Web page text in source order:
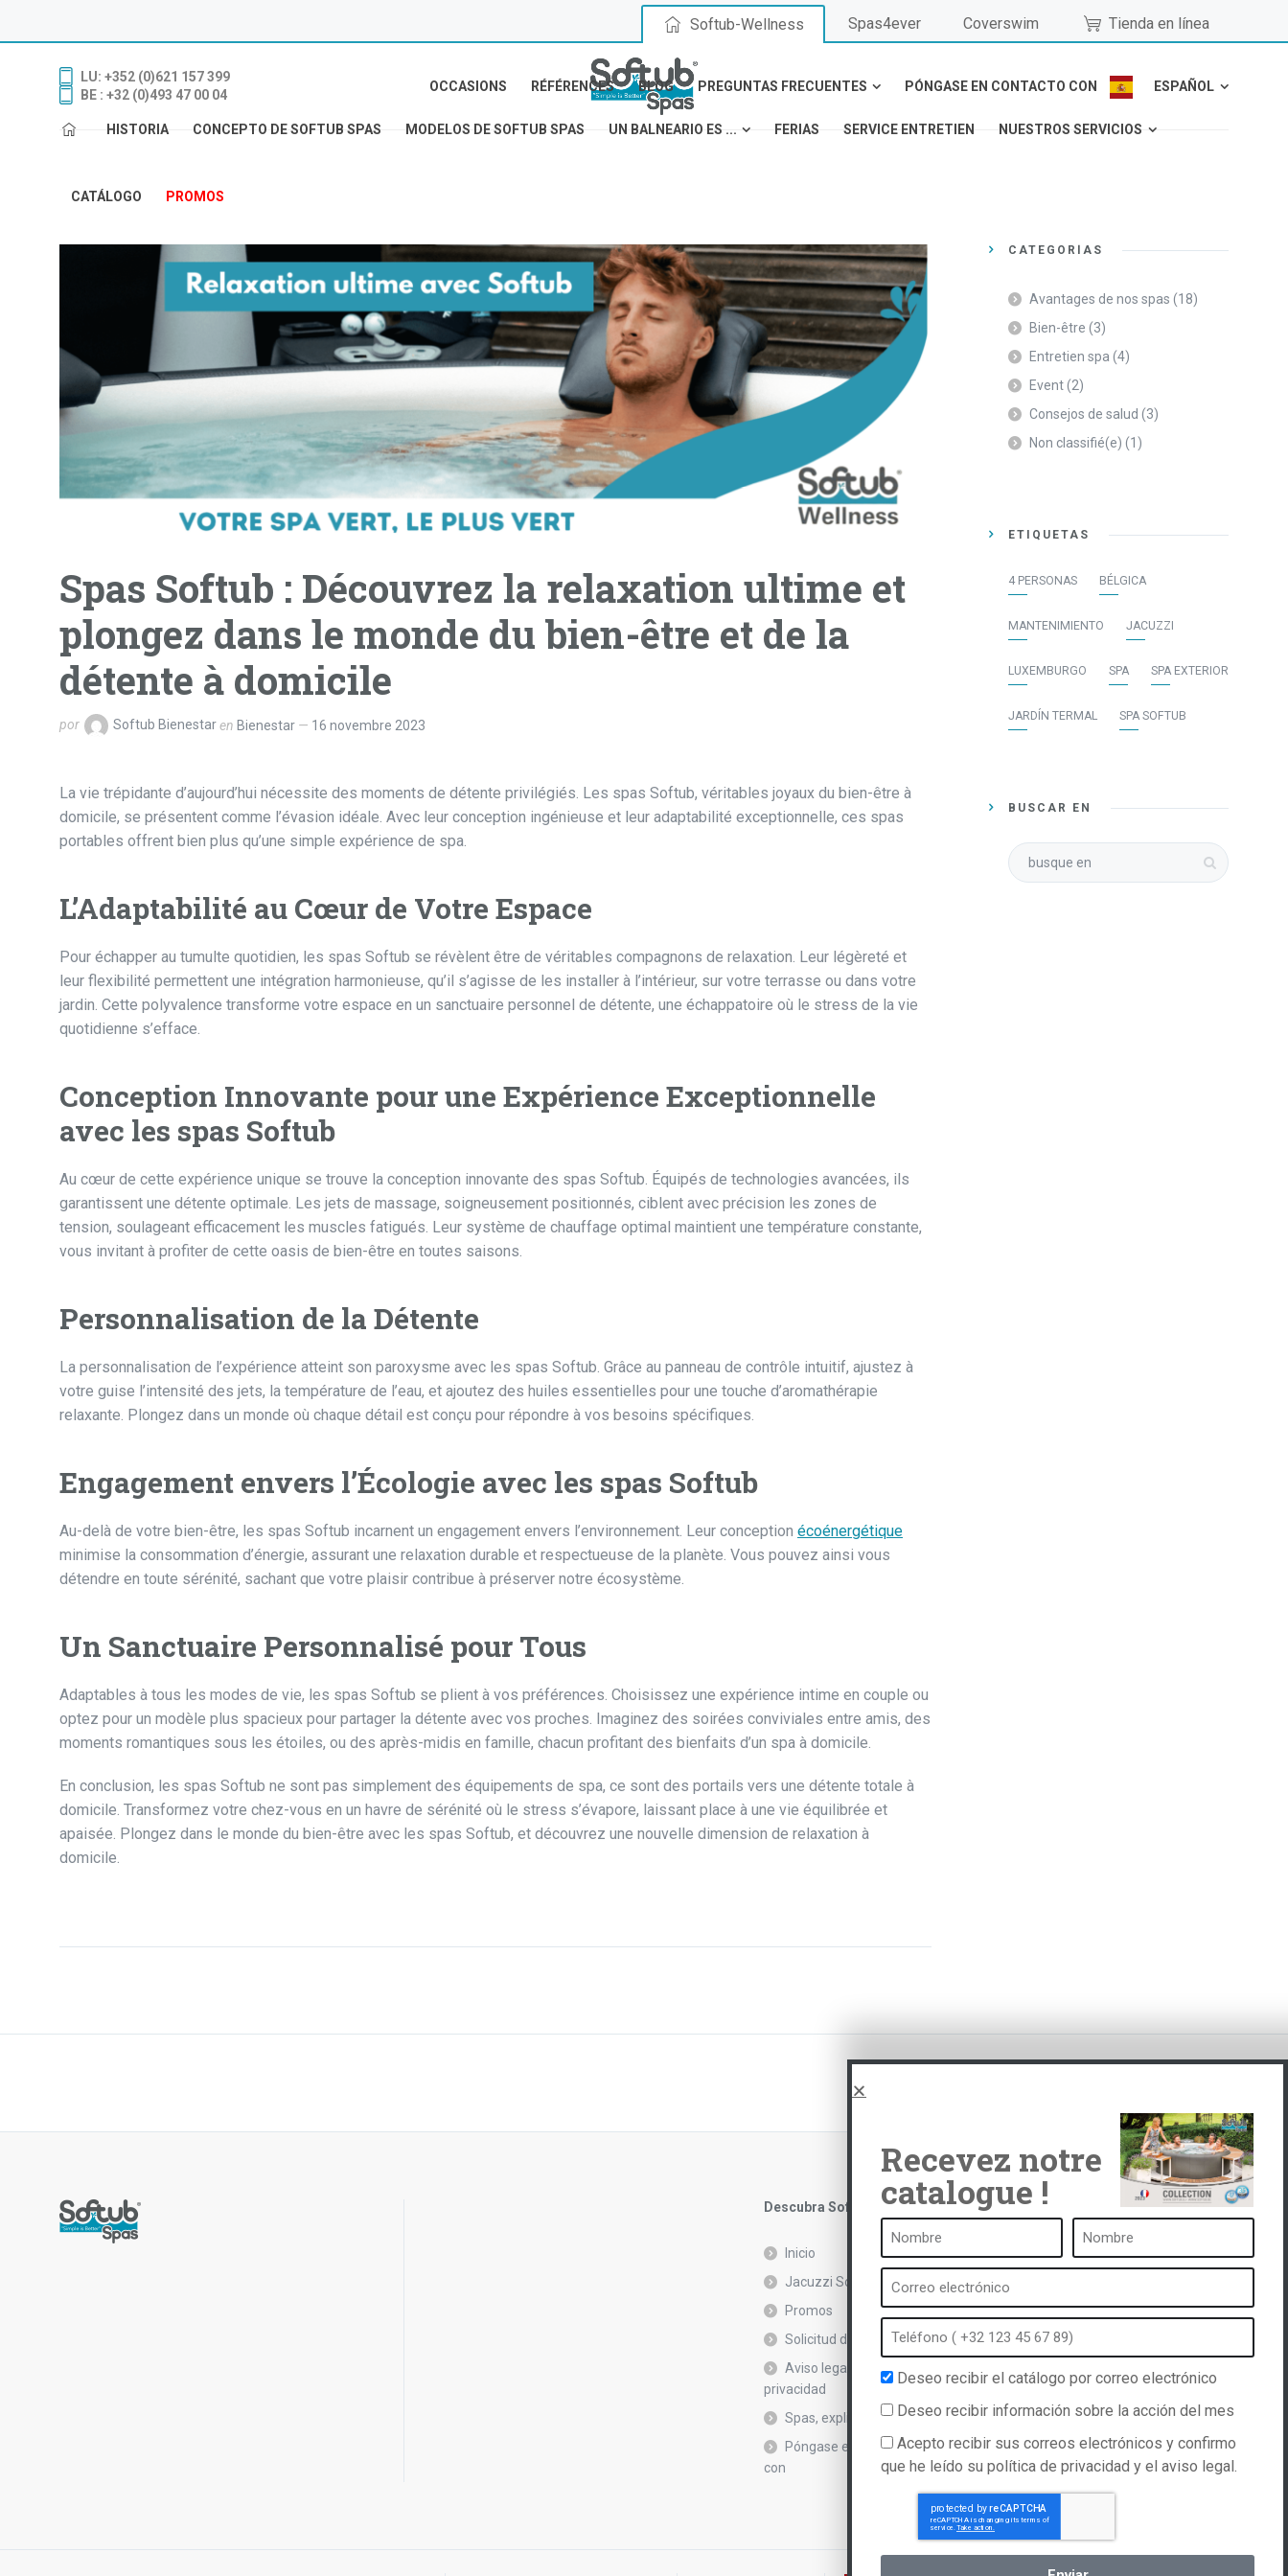
Softub-Wellness Spas4ever Coverswim Tienda en línea
LU: +352 (0)621 157 399
BE : +32 (0)493 47 00 04
OCCASIONS RÉFÉRENCES BLOG PREGUNTAS FRECUENTES PÓNGASE EN CONTACTO CON ESPAÑOL
HISTORIA CONCEPTO DE SOFTUB SPAS MODELOS DE SOFTUB SPAS UN BALNEARIO ES ... FERIAS SERVICE ENTRETIEN NUESTROS SERVICIOS
CATÁLOGO PROMOS
Spas Softub : Découvrez la relaxation ultime et
plongez dans le monde du bien-être et de la
détente à domicile
por Softub Bienestaren Bienestar 16 novembre 2023
La vie trépidante d’aujourd’hui nécessite des moments de détente privilégiés. Les spas Softub, véritables joyaux du bien-être à
domicile, se présentent comme l’évasion idéale. Avec leur conception ingénieuse et leur adaptabilité exceptionnelle, ces spas
portables offrent bien plus qu’une simple expérience de spa.
L’Adaptabilité au Cœur de Votre Espace
Pour échapper au tumulte quotidien, les spas Softub se révèlent être de véritables compagnons de relaxation. Leur légèreté et
leur flexibilité permettent une intégration harmonieuse, qu’il s’agisse de les installer à l’intérieur, sur votre terrasse ou dans votre
jardin. Cette polyvalence transforme votre espace en un sanctuaire personnel de détente, une échappatoire où le stress de la vie
quotidienne s’efface.
Conception Innovante pour une Expérience Exceptionnelle
avec les spas Softub
Au cœur de cette expérience unique se trouve la conception innovante des spas Softub. Équipés de technologies avancées, ils
garantissent une détente optimale. Les jets de massage, soigneusement positionnés, ciblent avec précision les zones de
tension, soulageant efficacement les muscles fatigués. Leur système de chauffage optimal maintient une température constante,
vous invitant à profiter de cette oasis de bien-être en toutes saisons.
Personnalisation de la Détente
La personnalisation de l’expérience atteint son paroxysme avec les spas Softub. Grâce au panneau de contrôle intuitif, ajustez à
votre guise l’intensité des jets, la température de l’eau, et ajoutez des huiles essentielles pour une touche d’aromathérapie
relaxante. Plongez dans un monde où chaque détail est conçu pour répondre à vos besoins spécifiques.
Engagement envers l’Écologie avec les spas Softub
Au-delà de votre bien-être, les spas Softub incarnent un engagement envers l’environnement. Leur conception écoénergétique
minimise la consommation d’énergie, assurant une relaxation durable et respectueuse de la planète. Vous pouvez ainsi vous
détendre en toute sérénité, sachant que votre plaisir contribue à préserver notre écosystème.
Un Sanctuaire Personnalisé pour Tous
Adaptables à tous les modes de vie, les spas Softub se plient à vos préférences. Choisissez une expérience intime en couple ou
optez pour un modèle plus spacieux pour partager la détente avec vos proches. Imaginez des soirées conviviales entre amis, des
moments romantiques sous les étoiles, ou des après-midis en famille, chacun profitant des bienfaits d’un spa à domicile.
En conclusion, les spas Softub ne sont pas simplement des équipements de spa, ce sont des portails vers une détente totale à
domicile. Transformez votre chez-vous en un havre de sérénité où le stress s’évapore, laissant place à une vie équilibrée et
apaisée. Plongez dans le monde du bien-être avec les spas Softub, et découvrez une nouvelle dimension de relaxation à
domicile.
CATEGORÍAS
Avantages de nos spas (18)
Bien-être (3)
Entretien spa (4)
Event(2)
Consejos de salud (3)
Non classifié(e) (1)
ETIQUETAS
4 PERSONAS BÉLGICA
MANTENIMIENTO JACUZZI
LUXEMBURGO SPA SPA EXTERIOR
JARDÍN TERMAL SPA SOFTUB
BUSCAR EN
Descubra Softub
Inicio
Jacuzzi Softub
Promos
Solicitud de catálogo
Aviso legal y política de
privacidad
Spas, explications
Póngase en contacto
con
Un balneario es ...
¿Qué es un balneario?
Baño de burbujas
Spa interior
Spa exterior
Spa en invierno
Recevez notre
catalogue !
Deseo recibir el catálogo por correo electrónico
Deseo recibir información sobre la acción del mes
Acepto recibir sus correos electrónicos y confirmo
que he leído su política de privacidad y el aviso legal.